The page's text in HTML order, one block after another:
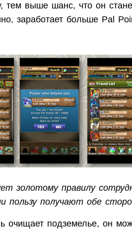
тем выше шанс, что он
заработает больше Pal
золотому правилу
пользу получают обе
очищает подземелье, он